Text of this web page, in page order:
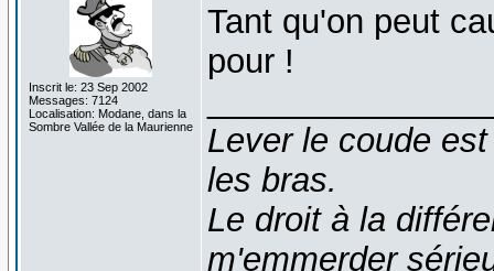
Inscrit le: 23 Sep 2002
Messages: 7124
Localisation: Modane, dans la
Sombre Vallée de la Maurienne
Tant qu'on peut
pour !
Lever le coude
les bras.
Le droit à la
m'emmerder